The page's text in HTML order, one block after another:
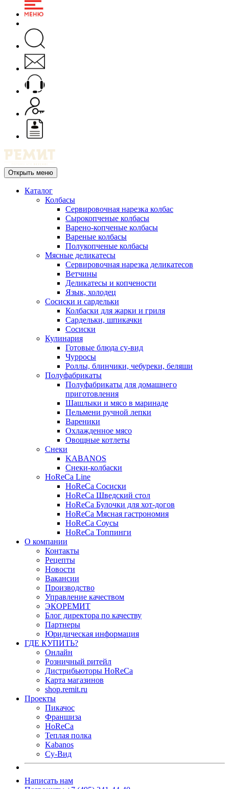
Открыть меню
Каталог
Колбасы
Сервировочная нарезка колбас
Сырокопченые колбасы
Варено-копченые колбасы
Вареные колбасы
Полукопченые колбасы
Мясные деликатесы
Сервировочная нарезка деликатесов
Ветчины
Деликатесы и копчености
Язык, холодец
Сосиски и сардельки
Колбаски для жарки и гриля
Сардельки, шпикачки
Сосиски
Кулинария
Готовые блюда су-вид
Чурросы
Роллы, блинчики, чебуреки, беляши
Полуфабрикаты
Полуфабрикаты для домашнего
приготовления
Шашлыки и мясо в маринаде
Пельмени ручной лепки
Вареники
Охлажденное мясо
Овощные котлеты
Снеки
KABANOS
Снеки-колбаски
HoReCa Line
HoReCa Сосиски
HoReCa Шведский стол
HoReCa Булочки для хот-догов
HoReCa Мясная гастрономия
HoReCa Соусы
HoReCa Топпинги
О компании
Контакты
Рецепты
Новости
Вакансии
Производство
Управление качеством
ЭКОРЕМИТ
Блог директора по качеству
Партнеры
Юридическая информация
ГДЕ КУПИТЬ?
Онлайн
Розничный ритейл
Дистрибьюторы HoReCa
Карта магазинов
shop.remit.ru
Проекты
Пикачос
Франшиза
HoReCa
Теплая полка
Kabanos
Су-Вид
Написать нам